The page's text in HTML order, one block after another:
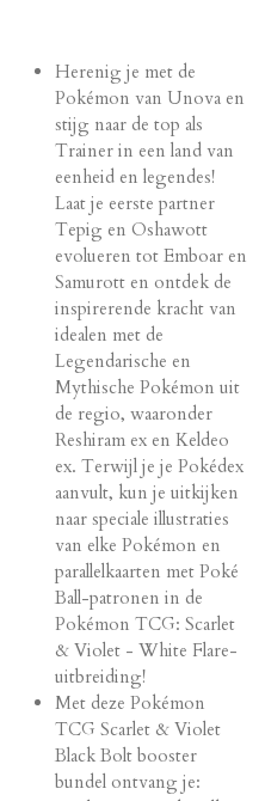
Herenig je met de
Pokémon van Unova en
stijg naar de top als
Trainer in een land van
eenheid en legendes!
Laat je eerste partner
Tepig en Oshawott
evolueren tot Emboar en
Samurott en ontdek de
inspirerende kracht van
idealen met de
Legendarische en
Mythische Pokémon uit
de regio, waaronder
Reshiram ex en Keldeo
ex. Terwijl je je Pokédex
aanvult, kun je uitkijken
naar speciale illustraties
van elke Pokémon en
parallelkaarten met Poké
Ball-patronen in de
Pokémon TCG: Scarlet
& Violet - White Flare-
uitbreiding!
Met deze Pokémon
TCG Scarlet & Violet
Black Bolt booster
bundel ontvang je: